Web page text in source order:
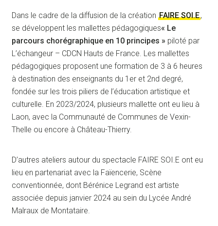
Dans le cadre de la diffusion de la création FAIRE SOI.E,
se développent les mallettes pédagogiques« Le
parcours chorégraphique en 10 principes » piloté par
L’échangeur – CDCN Hauts de France. Les mallettes
pédagogiques proposent une formation de 3 à 6 heures
à destination des enseignants du 1er et 2nd degré,
fondée sur les trois piliers de l’éducation artistique et
culturelle. En 2023/2024, plusieurs mallette ont eu lieu à
Laon, avec la Communauté de Communes de Vexin-
Thelle ou encore à Château-Thierry.
D’autres ateliers autour du spectacle FAIRE SOI.E ont eu
lieu en partenariat avec la Faïencerie, Scène
conventionnée, dont Bérénice Legrand est artiste
associée depuis janvier 2024 au sein du Lycée André
Malraux de Montataire.